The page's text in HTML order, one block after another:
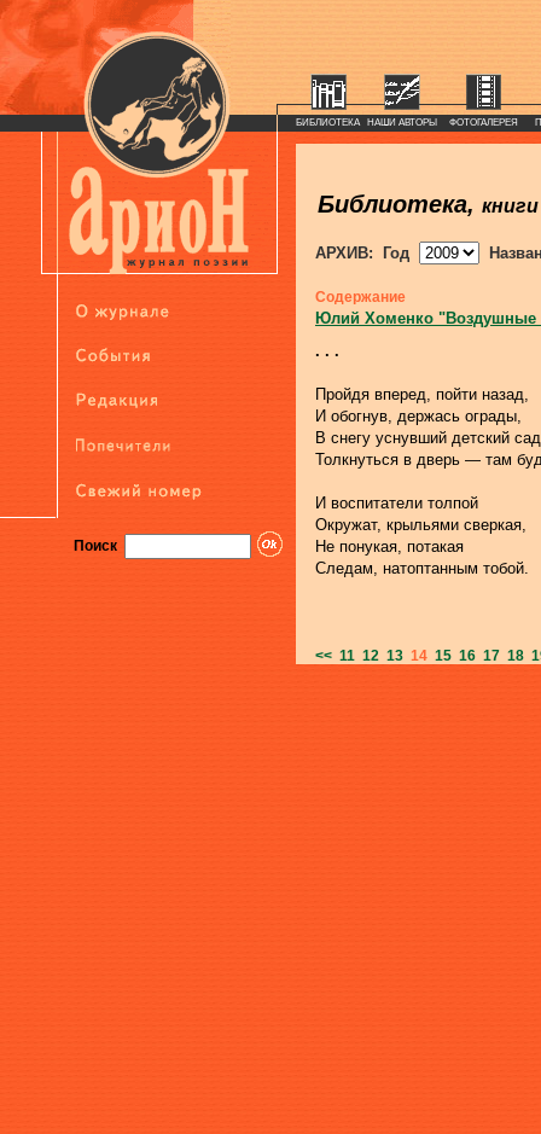
Поиск
БИБЛИОТЕКА НАШИ АВТОРЫ ФОТОГАЛЕРЕЯ
Библиотека, книги
АРХИВ: Год
Содержание
Юлий Хоменко
. . .
Пройдя вперед, пойти назад,
И обогнув, держась ограды,
В снегу уснувший детский
Толкнуться в дверь — там
И воспитатели толпой
Окружат, крыльями сверкая,
Не понукая, потакая
Следам, натоптанным тобой.
<< 11 12 13 14 15 16 17 18